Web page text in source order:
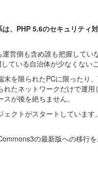
、PHP 5.6のセキュリティ
営側も含め誰も把握してい
いる自治体が少なくない
を限られたPCに限ったり
たネットワークだけで運
が後を絶ちません。
クトがスタートしています。
の最新版への移行を